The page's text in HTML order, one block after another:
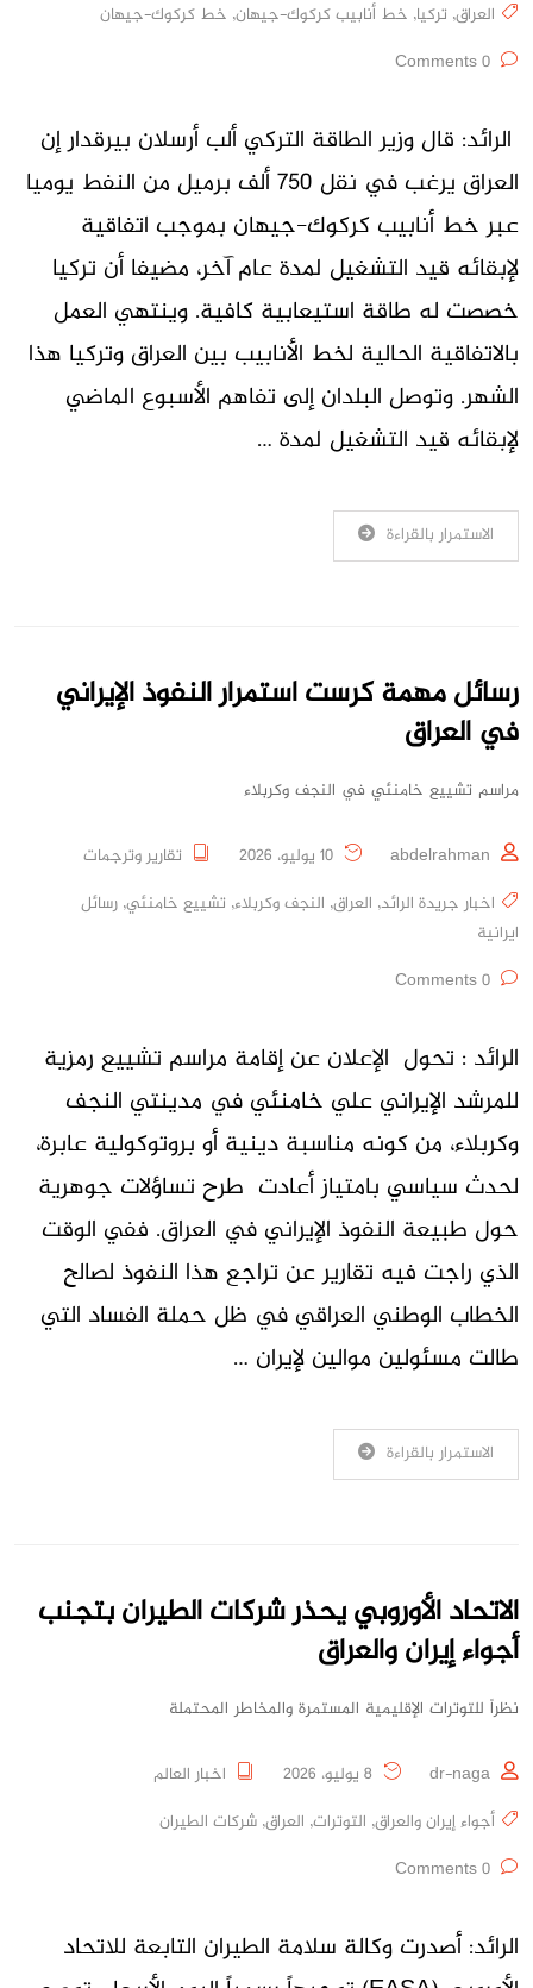
العراق, تركيا, خط أنابيب كركوك-جيهان, خط كركوك-جيهان
الرائد: قال وزير الطاقة التركي ألب أرسلان بيرقدار إن
العراق يرغب في نقل 750 ألف برميل من النفط يوميا
عبر خط أنابيب كركوك-جيهان بموجب اتفاقية
لإبقائه قيد التشغيل ​لمدة عام آخر، مضيفا أن تركيا
خصصت له طاقة استيعابية كافية. وينتهي العمل
بالاتفاقية الحالية لخط الأنابيب بين ‌العراق وتركيا هذا
الشهر. وتوصل البلدان إلى تفاهم الأسبوع الماضي
لإبقائه قيد التشغيل لمدة …
الاستمرار بالقراءة
رسائل مهمة كرست استمرار النفوذ الإيراني
في العراق
مراسم تشييع خامنئي في النجف وكربلاء
abdelrahman
تقارير وترجمات
اخبار جريدة الرائد, العراق, النجف وكربلاء, تشييع خامنئي, رسائل
ايرانية
الرائد : تحول الإعلان عن إقامة مراسم تشييع رمزية
للمرشد الإيراني علي خامنئي في مدينتي النجف
وكربلاء، من كونه مناسبة دينية أو بروتوكولية عابرة،
لحدث سياسي بامتياز أعادت طرح تساؤلات جوهرية
حول طبيعة النفوذ الإيراني في العراق. ففي الوقت
الذي راجت فيه تقارير عن تراجع هذا النفوذ لصالح
الخطاب الوطني العراقي في ظل حملة الفساد التي
طالت مسئولين موالين لإيران …
الاستمرار بالقراءة
الاتحاد الأوروبي يحذر شركات الطيران بتجنب
أجواء إيران والعراق
نظراً للتوترات الإقليمية المستمرة والمخاطر المحتملة
dr-naga
اخبار العالم
أجواء إيران والعراق, التوترات, العراق, شركات الطيران
الرائد: أصدرت وكالة سلامة الطيران التابعة للاتحاد